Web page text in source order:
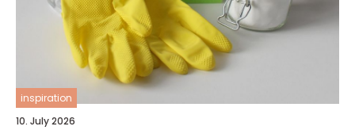
inspiration
10. July 2026